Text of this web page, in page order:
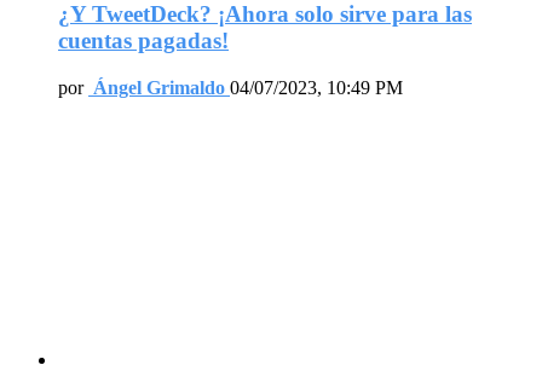
¿Y TweetDeck? ¡Ahora solo sirve para las
cuentas pagadas!
por Ángel Grimaldo 04/07/2023, 10:49 PM